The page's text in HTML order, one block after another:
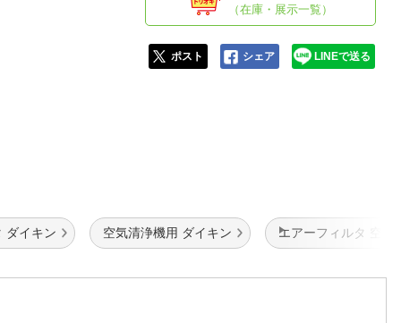
（在庫・展示一覧）
ポスト シェア LINEで送る
ダイキン 空気清浄機用 ダイキン エアーフィルタ 空気